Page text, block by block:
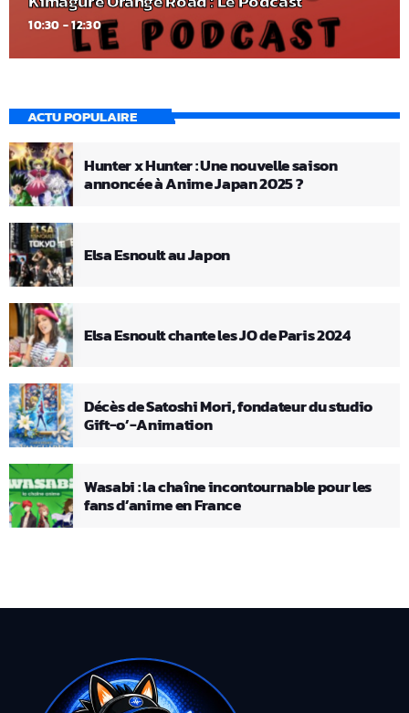
10:30 - 12:30
ACTU POPULAIRE
Hunter x Hunter : Une nouvelle saison
annoncée à Anime Japan 2025 ?
Elsa Esnoult au Japon
Elsa Esnoult chante les JO de Paris 2024
Décès de Satoshi Mori, fondateur du studio
Gift-o’-Animation
Wasabi : la chaîne incontournable pour les
fans d’anime en France